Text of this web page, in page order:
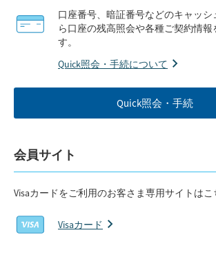
口座番号、暗証番号などのキャッ
ら口座の残高照会や各種ご契約情報
す。
Quick照会・手続について
Quick照会・手続
会員サイト
Visaカードをご利用のお客さま専用サイトはこ
Visaカード